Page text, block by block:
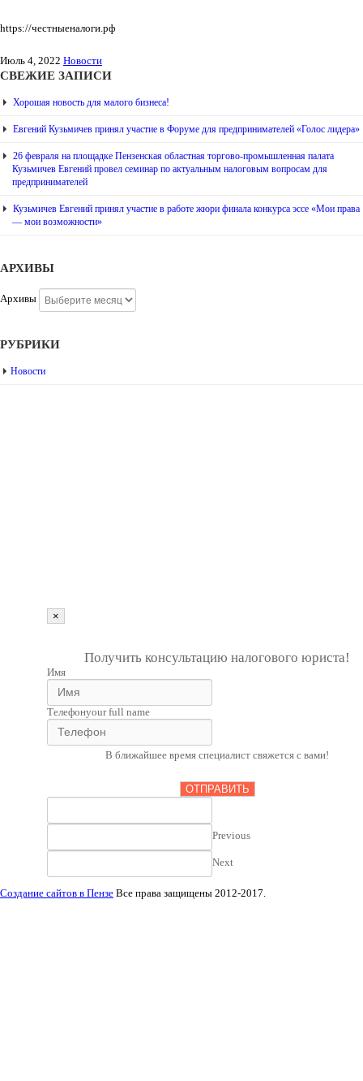
https://честныеналоги.рф
Июль 4, 2022 Новости
СВЕЖИЕ ЗАПИСИ
Хорошая новость для малого бизнеса!
Евгений Кузьмичев принял участие в Форуме для предпринимателей «Голос лидера»
26 февраля на площадке Пензенская областная торгово-промышленная палата
Кузьмичев Евгений провел семинар по актуальным налоговым вопросам для
предпринимателей
Кузьмичев Евгений принял участие в работе жюри финала конкурса эссе «Мои права
— мои возможности»
АРХИВЫ
Архивы
РУБРИКИ
Новости
×
Получить консультацию налогового юриста!
Имя
Телефонyour full name
В ближайшее время специалист свяжется с вами!
ОТПРАВИТЬ
Previous
Next
Создание сайтов в Пензе Все права защищены 2012-2017.